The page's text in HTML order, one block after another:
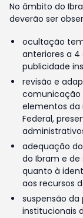
No âmbito do
deverão ser
ocultação
anteriores a 4
publicidade
revisão e
comunicação
elementos da
Federal,
adequação
do Ibram e de
quanto à
aos recursos
suspensão
institucionais